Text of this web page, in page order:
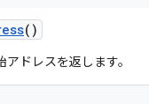
()
ドレスを返します。